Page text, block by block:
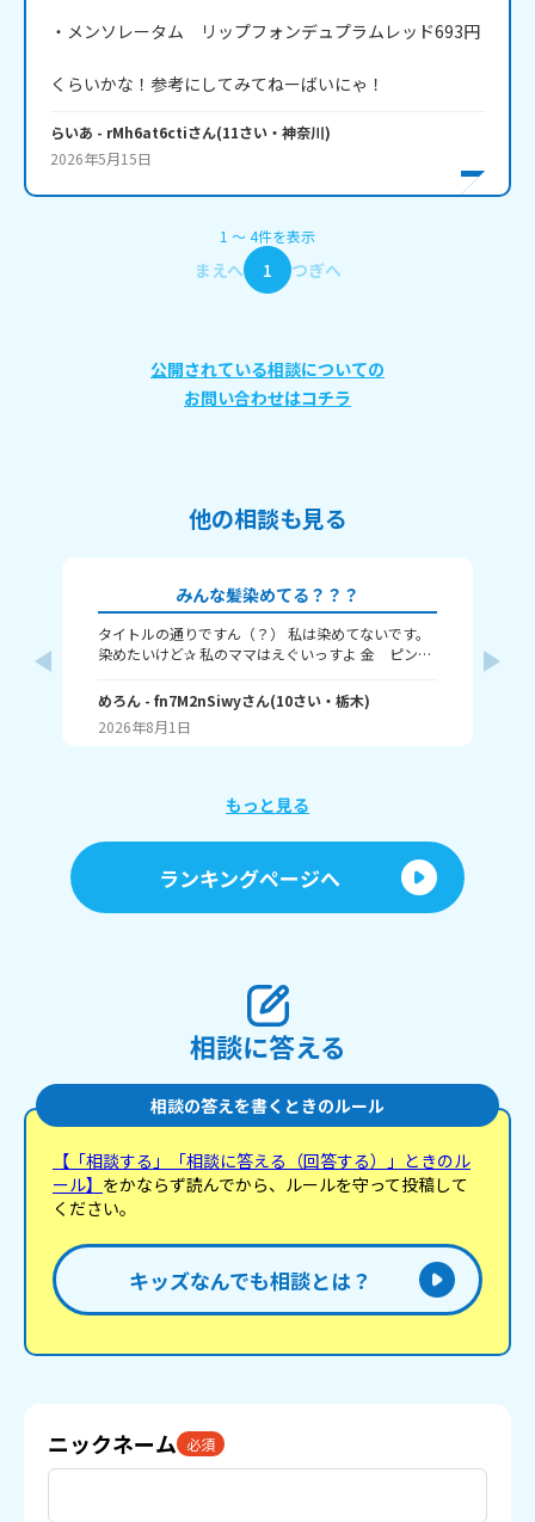
・メンソレータム　リップフォンデュプラムレッド693円
くらいかな！参考にしてみてねーばいにゃ！
らいあ - rMh6at6ctiさん(11さい・ 神奈川)
2026年5月15日
1 〜4件を表示
まえへ 1 つぎへ
公開されている相談についての
お問い合わせはコチラ
他の相談も見る
みんな髪染めてる？？？
タイトルの通りですん（？） 私は染めてないです。
染めたいけど✰ 私のママはえぐいっすよ 金 ピン
繁に染めてやがる。 みんな染めてる？染めたい？ 何
色が良い？？？？ 私はインナーカラーとか メッシ
ュ，毛先とか染めたくて 色は…まあ白 赤 ピン
めろん - fn7M2nSiwyさん(10さい・ 栃木)
2026年8月1日
もっと見る
ランキングページへ
相談に答える
相談の答えを書くときのルール
【「相談する」「相談に答える（回答する）」ときのル
ール】 をかならず読んでから、ルールを守って投稿して
ください。
キッズなんでも相談とは？
ニックネーム 必須